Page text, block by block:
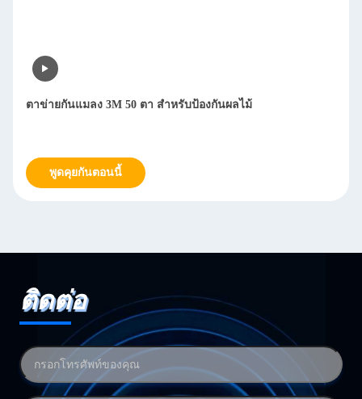
ตาข่ายกันแมลง 3M 50 ตา สำหรับป้องกันผลไม้
พูดคุยกันตอนนี้
ติดต่อ